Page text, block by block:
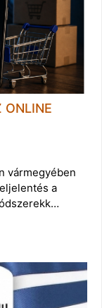
ONLINE
vármegyében
a